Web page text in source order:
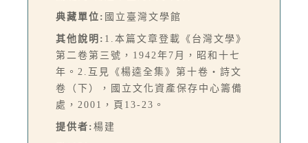
典藏單位: 國立臺灣文學館
其他說明: 1.本篇文章登載《台灣文學》
第二卷第三號，1942年7月，昭和十七
年。2.互見《楊逵全集》第十卷‧詩文
卷（下），國立文化資產保存中心籌備
處，2001，頁13-23。
提供者: 楊建